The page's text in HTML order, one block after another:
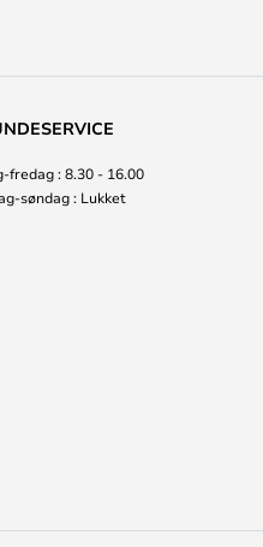
fredag : 8.30 - 16.00
søndag : Lukket